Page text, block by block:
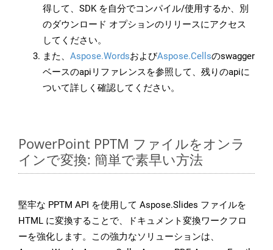
得して、SDK を自分でコンパイル/使用するか、別
のダウンロード オプションのリリースにアクセス
してください。
また、 Aspose.WordsおよびAspose.Cellsのswagger
ベースのapiリファレンスを参照して、残りのapiに
ついて詳しく確認してください。
PowerPoint PPTM ファイルをオンラ
インで変換: 簡単で素早い方法
堅牢な PPTM API を使用して Aspose.Slides ファイルを
HTML に変換することで、ドキュメント変換ワークフロ
ーを強化します。この強力なソリューションは、